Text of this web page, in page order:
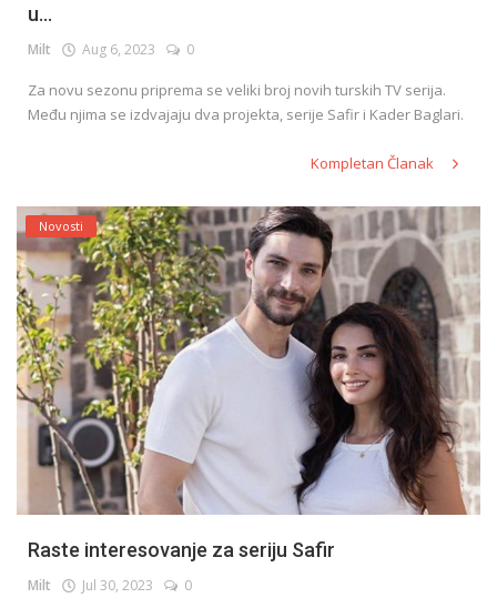
u...
Milt Aug 6, 2023 0
Za novu sezonu priprema se veliki broj novih turskih TV serija.
Među njima se izdvajaju dva projekta, serije Safir i Kader Baglari.
Kompletan Članak
Novosti
Raste interesovanje za seriju Safir
Milt Jul 30, 2023 0